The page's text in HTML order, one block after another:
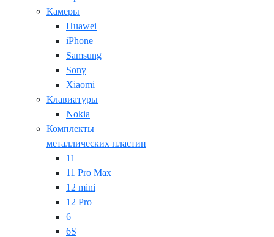
Камеры
Huawei
iPhone
Samsung
Sony
Xiaomi
Клавиатуры
Nokia
Комплекты
металлических пластин
11
11 Pro Max
12 mini
12 Pro
6
6S